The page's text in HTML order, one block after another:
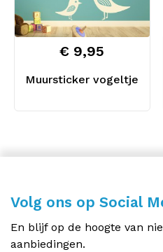
Muursticker vogeltje
€ 9,95
Volg ons op Social
En blijf op de hoogte van
aanbiedingen.